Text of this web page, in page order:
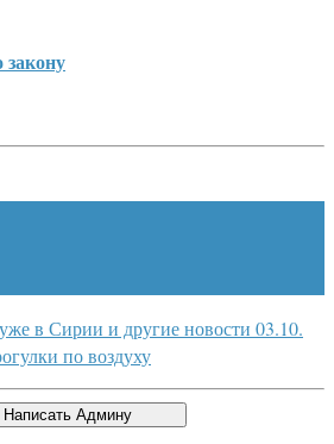
закону
в Сирии и другие новости 03.10.
по воздуху